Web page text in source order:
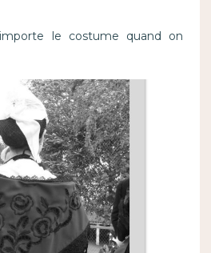
le costume quand on